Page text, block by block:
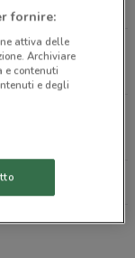
Medi-Market
fornire:
attiva delle
Archiviare
e contenuti
e degli